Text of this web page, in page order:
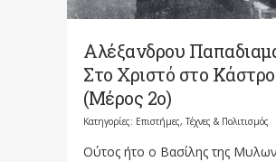
Αλέξανδρου
Στο Χριστό στο Κάστρο
(Μέρος 2ο)
Κατηγορίες: Επιστήμες, Τέχνες & Πολιτισμός
Ούτος ήτο ο Βασίλης της